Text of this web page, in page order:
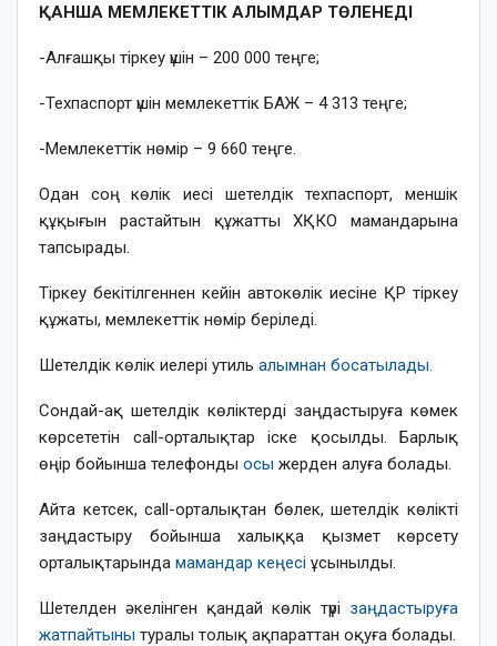
ҚАНША МЕМЛЕКЕТТІК АЛЫМДАР ТӨЛЕНЕДІ
-Алғашқы тіркеу үшін – 200 000 теңге;
-Техпаспорт үшін мемлекеттік БАЖ – 4 313 теңге;
-Мемлекеттік нөмір – 9 660 теңге.
Одан соң көлік иесі шетелдік техпаспорт, меншік
құқығын растайтын құжатты ХҚКО мамандарына
тапсырады.
Тіркеу бекітілгеннен кейін автокөлік иесіне ҚР тіркеу
құжаты, мемлекеттік нөмір беріледі.
Шетелдік көлік иелері утиль алымнан босатылады.
Сондай-ақ шетелдік көліктерді заңдастыруға көмек
көрсететін сall-орталықтар іске қосылды. Барлық
өңір бойынша телефонды осы жерден алуға болады.
Айта кетсек, сall-орталықтан бөлек, шетелдік көлікті
заңдастыру бойынша халыққа қызмет көрсету
орталықтарында мамандар кеңесі ұсынылды.
Шетелден әкелінген қандай көлік түрі заңдастыруға
жатпайтыны туралы толық ақпараттан оқуға болады.